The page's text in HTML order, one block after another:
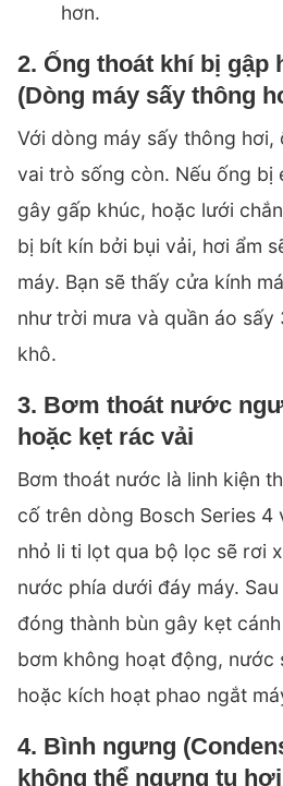
hơn.
2. Ống thoát khí bị gập
(Dòng máy sấy thông
Với dòng máy sấy thông
vai trò sống còn. Nếu ống bị
gây gấp khúc, hoặc lưới
bị bít kín bởi bụi vải, hơi ẩm
máy. Bạn sẽ thấy cửa kính
như trời mưa và quần áo sấy
khô.
3. Bơm thoát nước
hoặc kẹt rác vải
Bơm thoát nước là linh kiện
cố trên dòng Bosch Series 4
nhỏ li ti lọt qua bộ lọc sẽ rơi
nước phía dưới đáy máy.
đóng thành bùn gây kẹt
bơm không hoạt động, nước
hoặc kích hoạt phao ngắt
4. Bình ngưng
không thể ngưng tụ